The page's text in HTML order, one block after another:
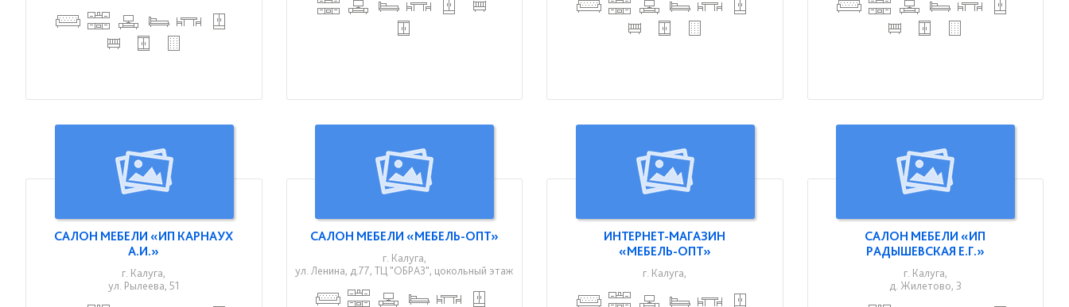
САЛОН МЕБЕЛИ «ИП КАРНАУХ
А.И.»
г. Калуга,
ул. Рылеева, 51
САЛОН МЕБЕЛИ «МЕБЕЛЬ-ОПТ»
г. Калуга,
ул. Ленина, д.77, ТЦ "ОБРАЗ", цокольный этаж
ИНТЕРНЕТ-МАГАЗИН
«МЕБЕЛЬ-ОПТ»
г. Калуга,
САЛОН МЕБЕЛИ «ИП
РАДЫШЕВСКАЯ Е.Г.»
г. Калуга,
д. Жилетово, 3